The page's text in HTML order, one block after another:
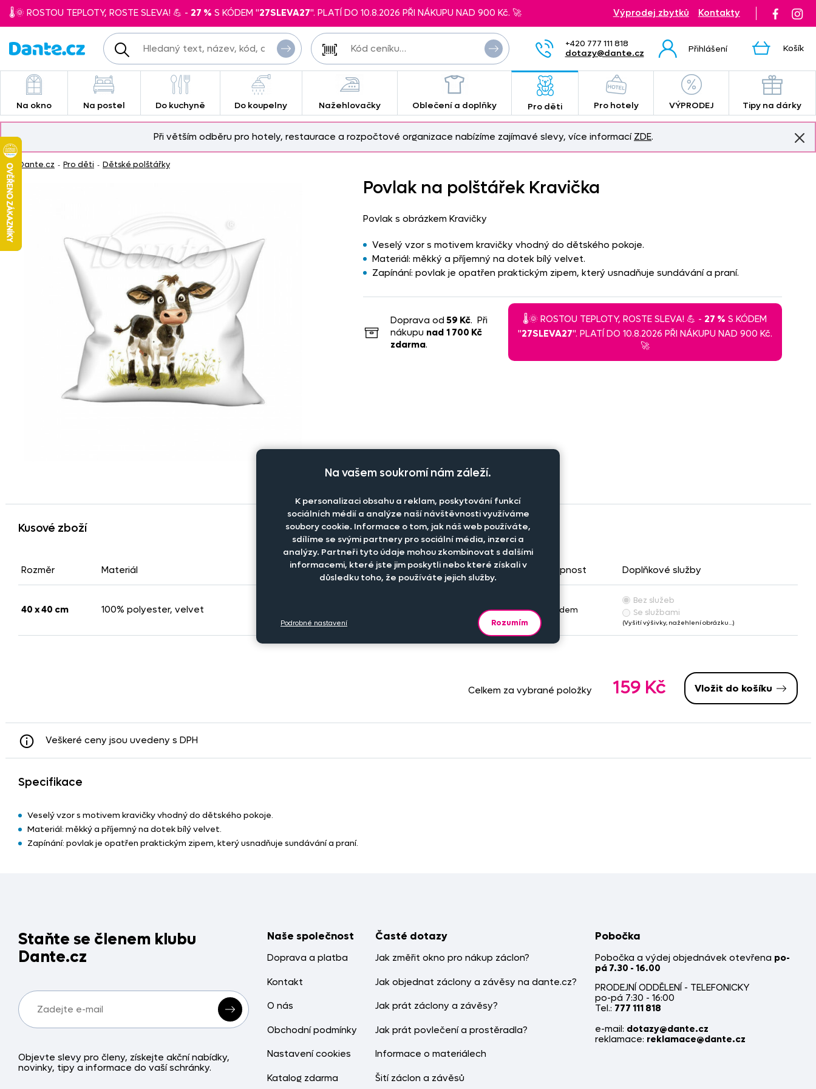
+420 777 111 818
dotazy@dante.cz
Přihlášení Košík
🌡️🌞 ROSTOU TEPLOTY, ROSTE SLEVA! 💪 - 27 % S KÓDEM "27SLEVA27". PLATÍ DO 10.8.2026 PŘI NÁKUPU NAD 900 Kč. 🚀 Výprodej zbytků Kontakty
Na okno Na postel Do kuchyně Do koupelny Nažehlovačky Oblečení a doplňky Pro děti Pro hotely VÝPRODEJ Tipy na dárky
Při větším odběru pro hotely, restaurace a rozpočtové organizace nabízíme zajímavé slevy, více informací ZDE.
Dante.cz - Pro děti - Dětské polštářky
Povlak na polštářek Kravička
Povlak s obrázkem Kravičky
Veselý vzor s motivem kravičky vhodný do dětského pokoje.
Materiál: měkký a příjemný na dotek bílý velvet.
Zapínání: povlak je opatřen praktickým zipem, který usnadňuje sundávání a praní.
Doprava od 59 Kč. Při
nákupu nad 1 700 Kč
zdarma.
🌡️🌞 ROSTOU TEPLOTY, ROSTE SLEVA! 💪 -27 % S KÓDEM
"27SLEVA27". PLATÍ DO 10.8.2026 PŘI NÁKUPU NAD 900 Kč.
🚀
Kusové zboží
Rozměr Materiál Počet kusů Cena na eshopu Dostupnost Doplňkové služby
40 x 40 cm 100% polyester, velvet 159 Kč Skladem
Bez služeb
Se službami
(Vyšití výšivky, nažehlení obrázku…)
Celkem za vybrané položky 159 Kč Vložit do košíku
Veškeré ceny jsou uvedeny s DPH
Specifikace
Veselý vzor s motivem kravičky vhodný do dětského pokoje.
Materiál: měkký a příjemný na dotek bílý velvet.
Zapínání: povlak je opatřen praktickým zipem, který usnadňuje sundávání a praní.
Staňte se členem klubu
Dante.cz
Objevte slevy pro členy, získejte akční nabídky,
novinky, tipy a informace do vaší schránky.
Naše společnost
Doprava a platba
Kontakt
O nás
Obchodní podmínky
Nastavení cookies
Katalog zdarma
Časté dotazy
Jak změřit okno pro nákup záclon?
Jak objednat záclony a závěsy na dante.cz?
Jak prát záclony a závěsy?
Jak prát povlečení a prostěradla?
Informace o materiálech
Šití záclon a závěsů
Pobočka
Pobočka a výdej objednávek otevřena po-
pá 7.30 - 16.00
PRODEJNÍ ODDĚLENÍ - TELEFONICKY
po-pá 7:30 - 16:00
Tel.: 777 111 818
e-mail: dotazy@dante.cz
reklamace: reklamace@dante.cz
Na vašem soukromí nám záleží.
K personalizaci obsahu a reklam, poskytování funkcí
sociálních médií a analýze naší návštěvnosti využíváme
soubory cookie. Informace o tom, jak náš web používáte,
sdílíme se svými partnery pro sociální média, inzerci a
analýzy. Partneři tyto údaje mohou zkombinovat s dalšími
informacemi, které jste jim poskytli nebo které získali v
důsledku toho, že používáte jejich služby.
Rozumím
Podrobné nastavení